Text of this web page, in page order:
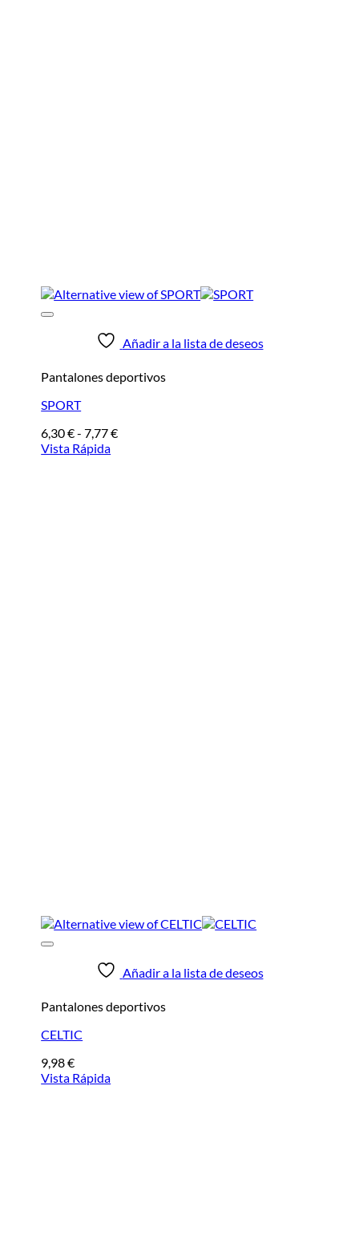
Añadir a la lista de deseos
Pantalones deportivos
SPORT
6,30€- 7,77€Rango
Vista Rápida
Añadir a la lista de deseos
Pantalones deportivos
CELTIC
9,98€
Vista Rápida